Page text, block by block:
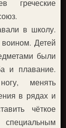
греческие
в школу.
Детей
были
и плавание.
менять
в рядах и
чёткое